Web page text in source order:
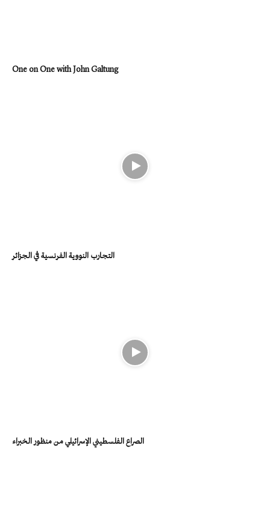
One on One with John Galtung
التجارب النووية الفرنسية في الجزائر
الصراع الفلسطيني الإسرائيلي من منظور الخبراء